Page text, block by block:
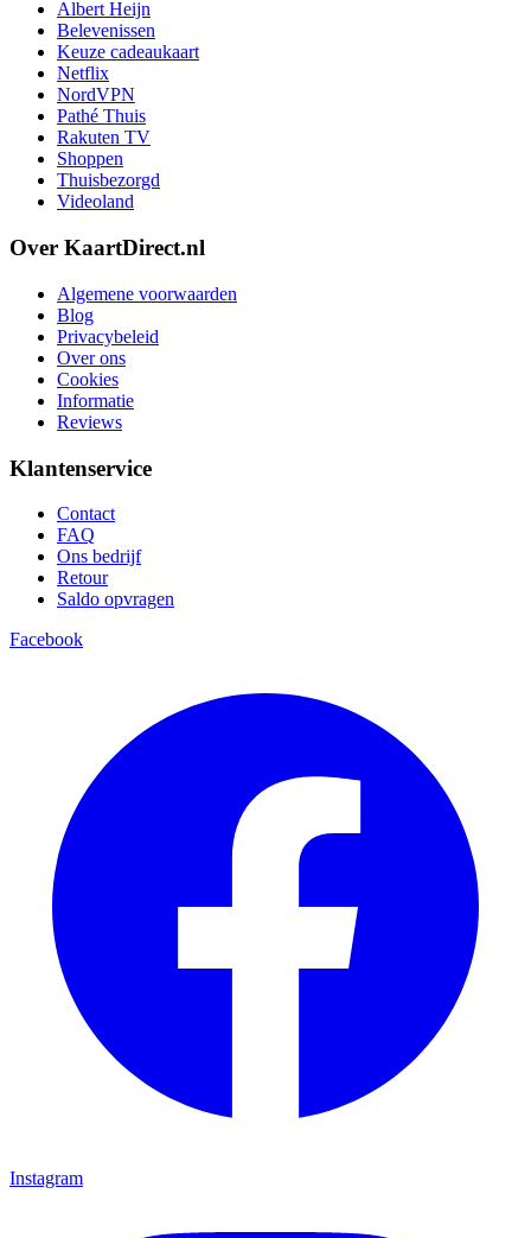
Albert Heijn
Belevenissen
Keuze cadeaukaart
Netflix
NordVPN
Pathé Thuis
Rakuten TV
Shoppen
Thuisbezorgd
Videoland
Over KaartDirect.nl
Algemene voorwaarden
Blog
Privacybeleid
Over ons
Cookies
Informatie
Reviews
Klantenservice
Contact
FAQ
Ons bedrijf
Retour
Saldo opvragen
Facebook
Instagram